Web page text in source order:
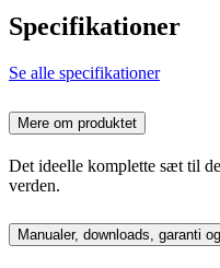
Specifikationer
Se alle specifikationer
Mere om produktet
Det ideelle komplette sæt til
verden.
Manualer, downloads, garanti